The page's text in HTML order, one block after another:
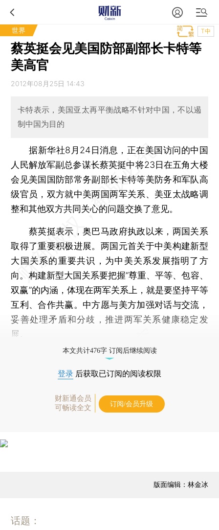
世界 T中
蔡英挺会见美国防部副部长卡特等
美高官
2012年08月25日 14:43
卡特表示，美国亚太再平衡战略不针对中国，不以遏
制中国为目的
据新华社8月24日消息，正在美国访问的中国
人民解放军副总参谋长蔡英挺中将23日在五角大楼
会见美国国防部常务副部长卡特等美防务和军队高
级官员，双方就中美两国两军关系、美亚太战略调
整和其他双方共同关心的问题交换了意见。
蔡英挺表示，奥巴马政府执政以来，两国关系
取得了重要积极进展。两国元首关于中美构建新型
大国关系的重要共识，为中美关系发展指明了方
向。构建新型大国关系要把握“尊重、平等、包容、
双赢”的内涵，体现在两军关系上，就是要坚持平等
互利、合作共赢。中方愿与美方加强对话与交流，
妥善处理矛盾和分歧，推进两军关系健康稳定发
展。
本文共计476字 订阅后继续阅读
登录 后获取已订阅的阅读权限
财新通会员
可畅读全文
订阅/会员升级
版面编辑：林金冰
话题：